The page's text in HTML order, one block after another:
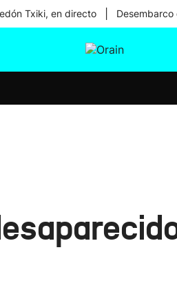
Txiki, en directo Desembarco